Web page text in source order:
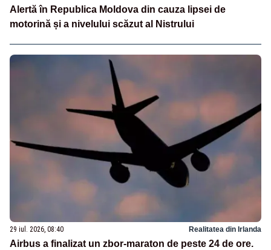
Alertă în Republica Moldova din cauza lipsei de
motorină și a nivelului scăzut al Nistrului
29 iul. 2026, 08:40 Realitatea din Irlanda
Airbus a finalizat un zbor-maraton de peste 24 de ore.